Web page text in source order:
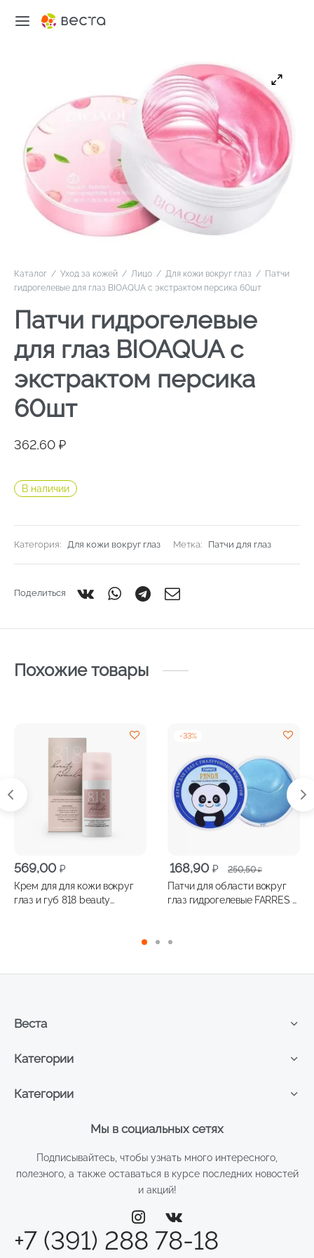
Каталог / Уход за кожей / Лицо / Для кожи вокруг глаз / Патчи
гидрогелевые для глаз BIOAQUA с экстрактом персика 60шт
Патчи гидрогелевые
для глаз BIOAQUA с
экстрактом персика
60шт
362,60 ₽
В наличии
Категория: Для кожи вокруг глаз Метка: Патчи для глаз
Поделиться
Похожие товары
569,00 ₽
Крем для для кожи вокруг
глаз и губ 818 beauty
-33%
250,50₽
Первоначальная
цена
составляла
168,90 ₽
Текущая
цена:
168,90 ₽.
Патчи для области вокруг
глаз гидрогелевые FARRES с
Мы в социальных сетях
Подписывайтесь, чтобы узнать много интересного,
полезного, а также оставаться в курсе последних новостей
и акций!
+7 (391) 288 78-18
Категории
Категории
Веста